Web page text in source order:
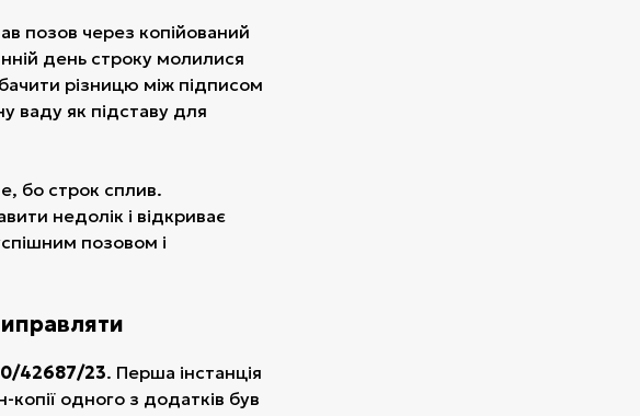
позов через копійований
день строку молилися
різницю між підписом
ваду як підставу для
бо строк сплив.
недолік і відкриває
позовом і
42687/23. Перша інстанція
одного з додатків був